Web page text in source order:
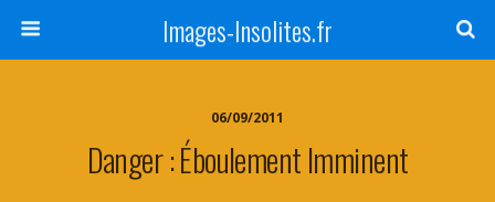
Images-Insolites.fr
06/09/2011
Danger : Éboulement Imminent